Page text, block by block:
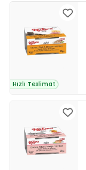
Hızlı Teslimat